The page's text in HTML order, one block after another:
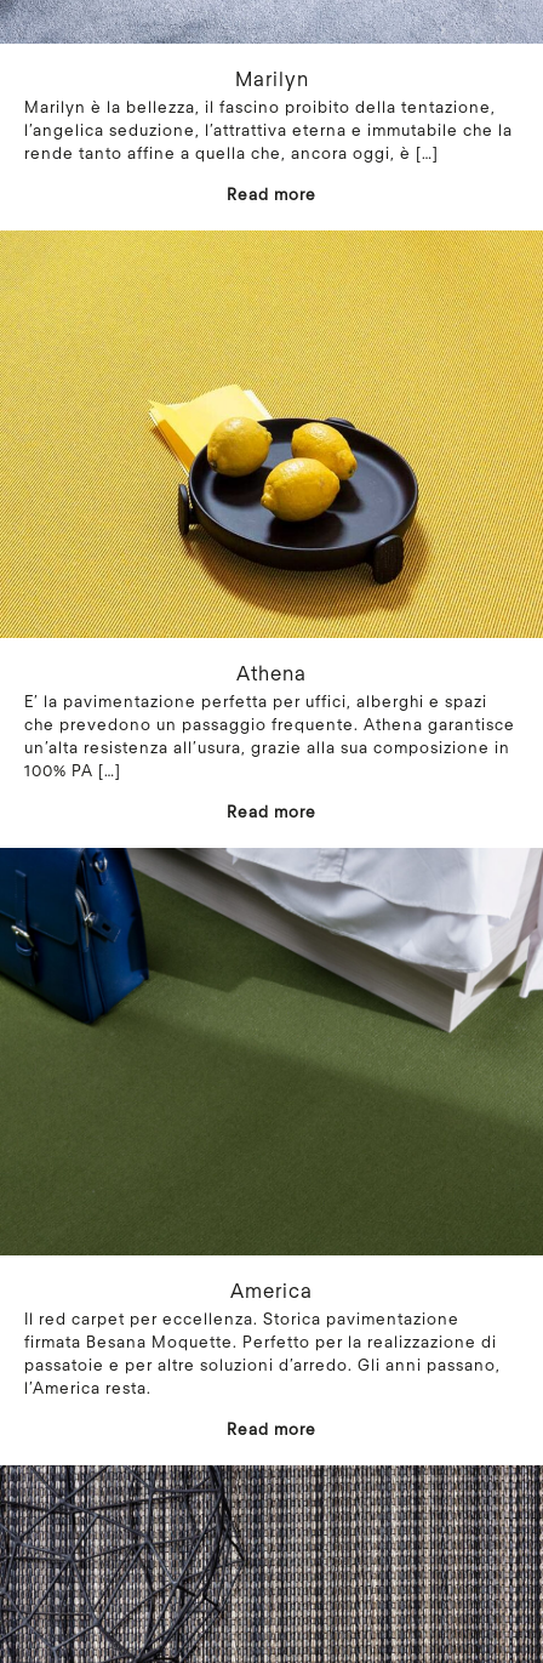
Marilyn
Marilyn è la bellezza, il fascino proibito della tentazione,
l’angelica seduzione, l’attrattiva eterna e immutabile che la
rende tanto affine a quella che, ancora oggi, è […]
Read more
Athena
E’ la pavimentazione perfetta per uffici, alberghi e spazi
che prevedono un passaggio frequente. Athena garantisce
un’alta resistenza all’usura, grazie alla sua composizione in
100% PA […]
Read more
America
Il red carpet per eccellenza. Storica pavimentazione
firmata Besana Moquette. Perfetto per la realizzazione di
passatoie e per altre soluzioni d’arredo. Gli anni passano,
l’America resta.
Read more